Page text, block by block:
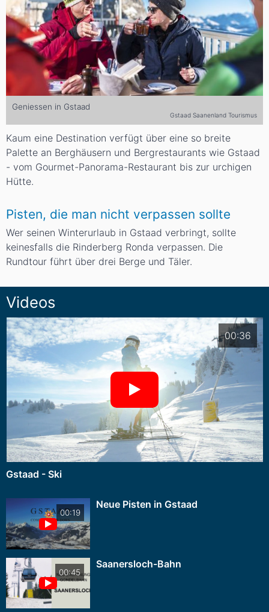
Geniessen in Gstaad
Gstaad Saanenland Tourismus
Kaum eine Destination verfügt über eine so breite
Palette an Berghäusern und Bergrestaurants wie Gstaad
- vom Gourmet-Panorama-Restaurant bis zur urchigen
Hütte.
Pisten, die man nicht verpassen sollte
Wer seinen Winterurlaub in Gstaad verbringt, sollte
keinesfalls die Rinderberg Ronda verpassen. Die
Rundtour führt über drei Berge und Täler.
Videos
00:36
Gstaad - Ski
00:19
Neue Pisten in Gstaad
00:45
Saanersloch-Bahn